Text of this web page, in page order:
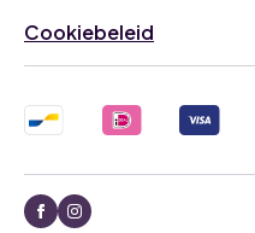
Cookiebeleid